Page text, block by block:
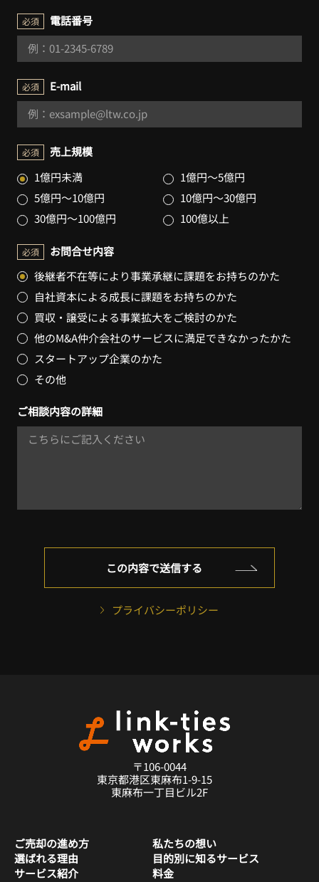
必須 電話番号
必須 E-mail
必須
売上規模
1億円未満
1億円～5億円
5億円～10億円
10億円～30億円
30億円～100億円
100億以上
必須
お問合せ内容
後継者不在等により事業承継に課題をお持ちのかた
自社資本による成長に課題をお持ちのかた
買収・譲受による事業拡大をご検討のかた
他のM&A仲介会社のサービスに満足できなかったかた
スタートアップ企業のかた
その他
ご相談内容の詳細
プライバシーポリシー
〒106-0044
東京都港区東麻布1-9-15
東麻布一丁目ビル2F
ご売却の進め方
私たちの想い
選ばれる理由
目的別に知るサービス
サービス紹介
料金